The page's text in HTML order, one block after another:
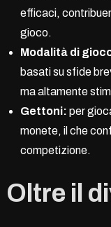
efficaci,
gioco.
Modalità di
basati su sfide
ma altamente
Gettoni: per
monete, il che
competizione.
Oltre il